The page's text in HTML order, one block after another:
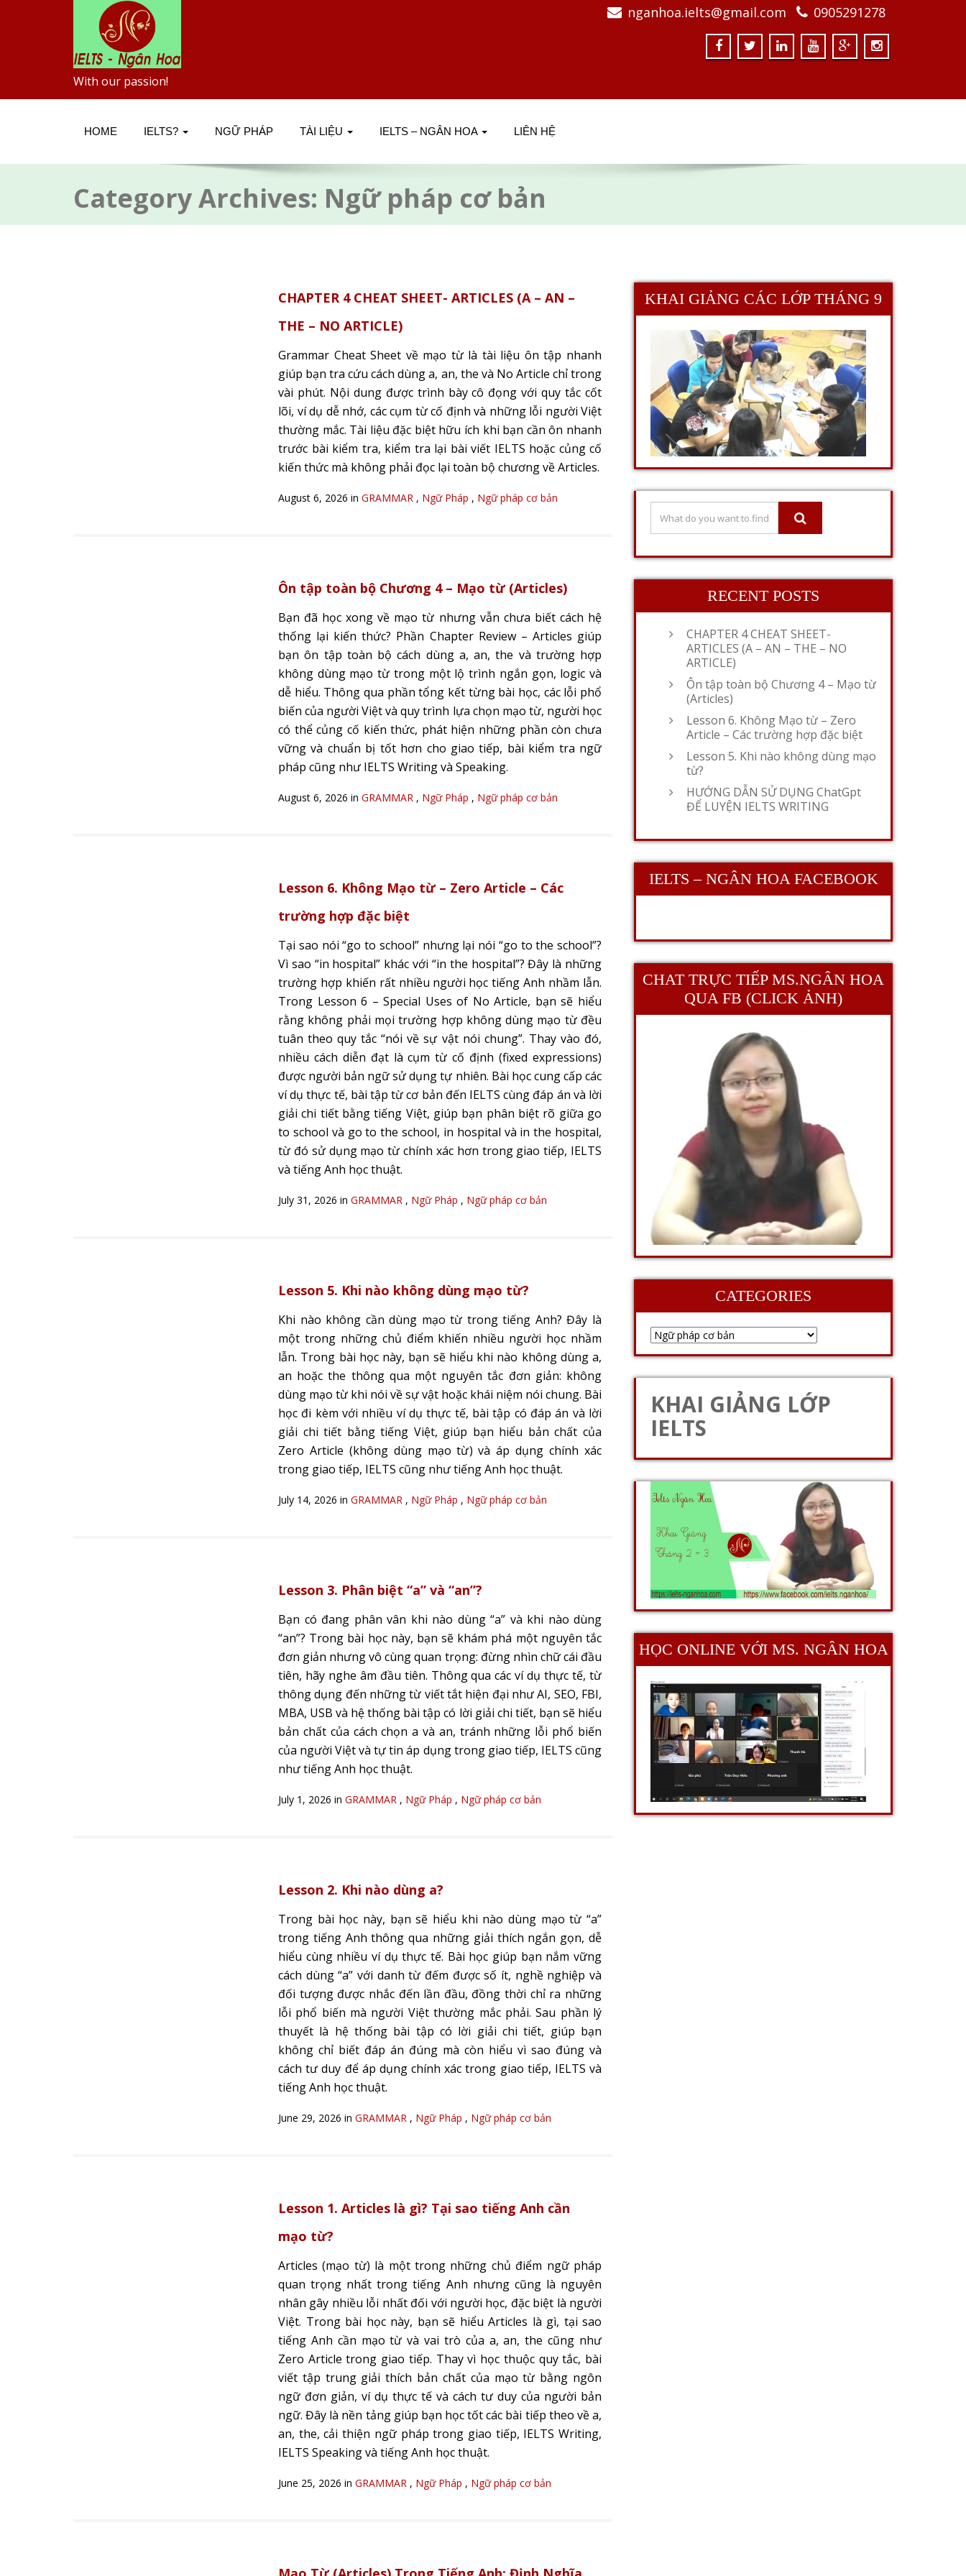
With our passion!
nganhoa.ielts@gmail.com 0905291278
HOME IELTS? NGỮ PHÁP TÀI LIỆU IELTS – NGÂN HOA LIÊN HỆ
Category Archives: Ngữ pháp cơ bản
CHAPTER 4 CHEAT SHEET- ARTICLES (A – AN –
THE – NO ARTICLE)
Grammar Cheat Sheet về mạo từ là tài liệu ôn tập nhanh
giúp bạn tra cứu cách dùng a, an, the và No Article chỉ trong
vài phút. Nội dung được trình bày cô đọng với quy tắc cốt
lõi, ví dụ dễ nhớ, các cụm từ cố định và những lỗi người Việt
thường mắc. Tài liệu đặc biệt hữu ích khi bạn cần ôn nhanh
trước bài kiểm tra, kiểm tra lại bài viết IELTS hoặc củng cố
kiến thức mà không phải đọc lại toàn bộ chương về Articles.
August 6, 2026 in GRAMMAR , Ngữ Pháp , Ngữ pháp cơ bản
Ôn tập toàn bộ Chương 4 – Mạo từ (Articles)
Bạn đã học xong về mạo từ nhưng vẫn chưa biết cách hệ
thống lại kiến thức? Phần Chapter Review – Articles giúp
bạn ôn tập toàn bộ cách dùng a, an, the và trường hợp
không dùng mạo từ trong một lộ trình ngắn gọn, logic và
dễ hiểu. Thông qua phần tổng kết từng bài học, các lỗi phổ
biến của người Việt và quy trình lựa chọn mạo từ, người học
có thể củng cố kiến thức, phát hiện những phần còn chưa
vững và chuẩn bị tốt hơn cho giao tiếp, bài kiểm tra ngữ
pháp cũng như IELTS Writing và Speaking.
August 6, 2026 in GRAMMAR , Ngữ Pháp , Ngữ pháp cơ bản
Lesson 6. Không Mạo từ – Zero Article – Các
trường hợp đặc biệt
Tại sao nói “go to school” nhưng lại nói “go to the school”?
Vì sao “in hospital” khác với “in the hospital”? Đây là những
trường hợp khiến rất nhiều người học tiếng Anh nhầm lẫn.
Trong Lesson 6 – Special Uses of No Article, bạn sẽ hiểu
rằng không phải mọi trường hợp không dùng mạo từ đều
tuân theo quy tắc “nói về sự vật nói chung”. Thay vào đó,
nhiều cách diễn đạt là cụm từ cố định (fixed expressions)
được người bản ngữ sử dụng tự nhiên. Bài học cung cấp các
ví dụ thực tế, bài tập từ cơ bản đến IELTS cùng đáp án và lời
giải chi tiết bằng tiếng Việt, giúp bạn phân biệt rõ giữa go
to school và go to the school, in hospital và in the hospital,
từ đó sử dụng mạo từ chính xác hơn trong giao tiếp, IELTS
và tiếng Anh học thuật.
July 31, 2026 in GRAMMAR , Ngữ Pháp , Ngữ pháp cơ bản
Lesson 5. Khi nào không dùng mạo từ?
Khi nào không cần dùng mạo từ trong tiếng Anh? Đây là
một trong những chủ điểm khiến nhiều người học nhầm
lẫn. Trong bài học này, bạn sẽ hiểu khi nào không dùng a,
an hoặc the thông qua một nguyên tắc đơn giản: không
dùng mạo từ khi nói về sự vật hoặc khái niệm nói chung. Bài
học đi kèm với nhiều ví dụ thực tế, bài tập có đáp án và lời
giải chi tiết bằng tiếng Việt, giúp bạn hiểu bản chất của
Zero Article (không dùng mạo từ) và áp dụng chính xác
trong giao tiếp, IELTS cũng như tiếng Anh học thuật.
July 14, 2026 in GRAMMAR , Ngữ Pháp , Ngữ pháp cơ bản
Lesson 3. Phân biệt “a” và “an”?
Bạn có đang phân vân khi nào dùng “a” và khi nào dùng
“an”? Trong bài học này, bạn sẽ khám phá một nguyên tắc
đơn giản nhưng vô cùng quan trọng: đừng nhìn chữ cái đầu
tiên, hãy nghe âm đầu tiên. Thông qua các ví dụ thực tế, từ
thông dụng đến những từ viết tắt hiện đại như AI, SEO, FBI,
MBA, USB và hệ thống bài tập có lời giải chi tiết, bạn sẽ hiểu
bản chất của cách chọn a và an, tránh những lỗi phổ biến
của người Việt và tự tin áp dụng trong giao tiếp, IELTS cũng
như tiếng Anh học thuật.
July 1, 2026 in GRAMMAR , Ngữ Pháp , Ngữ pháp cơ bản
Lesson 2. Khi nào dùng a?
Trong bài học này, bạn sẽ hiểu khi nào dùng mạo từ “a”
trong tiếng Anh thông qua những giải thích ngắn gọn, dễ
hiểu cùng nhiều ví dụ thực tế. Bài học giúp bạn nắm vững
cách dùng “a” với danh từ đếm được số ít, nghề nghiệp và
đối tượng được nhắc đến lần đầu, đồng thời chỉ ra những
lỗi phổ biến mà người Việt thường mắc phải. Sau phần lý
thuyết là hệ thống bài tập có lời giải chi tiết, giúp bạn
không chỉ biết đáp án đúng mà còn hiểu vì sao đúng và
cách tư duy để áp dụng chính xác trong giao tiếp, IELTS và
tiếng Anh học thuật.
June 29, 2026 in GRAMMAR , Ngữ Pháp , Ngữ pháp cơ bản
Lesson 1. Articles là gì? Tại sao tiếng Anh cần
mạo từ?
Articles (mạo từ) là một trong những chủ điểm ngữ pháp
quan trọng nhất trong tiếng Anh nhưng cũng là nguyên
nhân gây nhiều lỗi nhất đối với người học, đặc biệt là người
Việt. Trong bài học này, bạn sẽ hiểu Articles là gì, tại sao
tiếng Anh cần mạo từ và vai trò của a, an, the cũng như
Zero Article trong giao tiếp. Thay vì học thuộc quy tắc, bài
viết tập trung giải thích bản chất của mạo từ bằng ngôn
ngữ đơn giản, ví dụ thực tế và cách tư duy của người bản
ngữ. Đây là nền tảng giúp bạn học tốt các bài tiếp theo về a,
an, the, cải thiện ngữ pháp trong giao tiếp, IELTS Writing,
IELTS Speaking và tiếng Anh học thuật.
June 25, 2026 in GRAMMAR , Ngữ Pháp , Ngữ pháp cơ bản
KHAI GIẢNG CÁC LỚP THÁNG 9
RECENT POSTS
CHAPTER 4 CHEAT SHEET-
ARTICLES (A – AN – THE – NO
ARTICLE)
Ôn tập toàn bộ Chương 4 – Mạo từ
(Articles)
Lesson 6. Không Mạo từ – Zero
Article – Các trường hợp đặc biệt
Lesson 5. Khi nào không dùng mạo
từ?
HƯỚNG DẪN SỬ DỤNG ChatGpt
ĐỂ LUYỆN IELTS WRITING
IELTS – NGÂN HOA FACEBOOK
CHAT TRỰC TIẾP MS.NGÂN HOA
QUA FB (CLICK ẢNH)
CATEGORIES
KHAI GIẢNG LỚP
IELTS
HỌC ONLINE VỚI MS. NGÂN HOA